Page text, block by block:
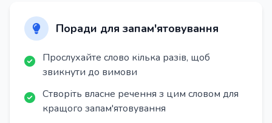
Поради для запам'ятовування
Прослухайте слово кілька разів, щоб
звикнути до вимови
Створіть власне речення з цим словом для
кращого запам'ятовування